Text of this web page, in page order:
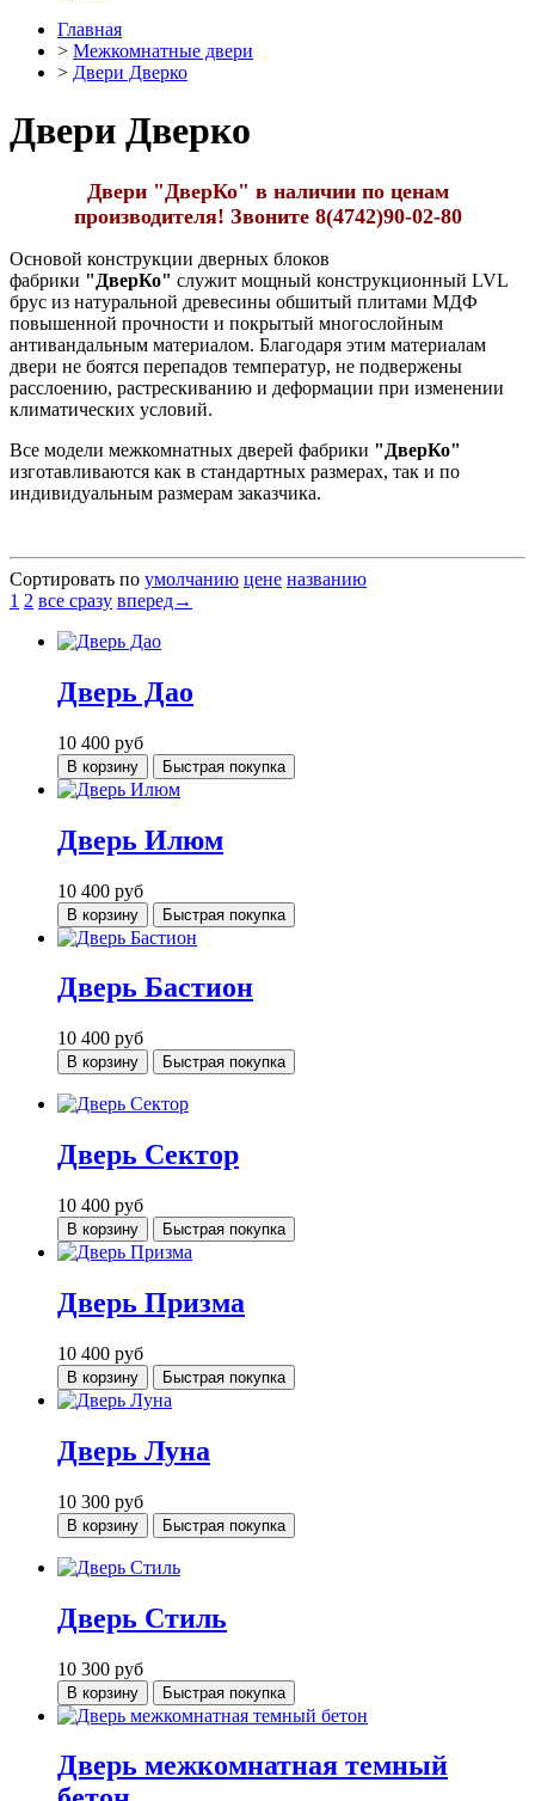
Главная
> Межкомнатные двери
> Двери Дверко
Двери Дверко
Двери "ДверКо" в наличии по ценам
производителя! Звоните 8(4742)90-02-80
Основой конструкции дверных блоков
фабрики "ДверКо" служит мощный конструкционный LVL
брус из натуральной древесины обшитый плитами МДФ
повышенной прочности и покрытый многослойным
антивандальным материалом. Благодаря этим материалам
двери не боятся перепадов температур, не подвержены
расслоению, растрескиванию и деформации при изменении
климатических условий.
Все модели межкомнатных дверей фабрики "ДверКо"
изготавливаются как в стандартных размерах, так и по
индивидуальным размерам заказчика.
Сортировать по умолчанию цене названию
1 2 все сразу вперед→
Дверь Дао
10 400 руб
В корзину Быстрая покупка
Дверь Илюм
10 400 руб
В корзину Быстрая покупка
Дверь Бастион
10 400 руб
В корзину Быстрая покупка
Дверь Сектор
10 400 руб
В корзину Быстрая покупка
Дверь Призма
10 400 руб
В корзину Быстрая покупка
Дверь Луна
10 300 руб
В корзину Быстрая покупка
Дверь Стиль
10 300 руб
В корзину Быстрая покупка
Дверь межкомнатная темный